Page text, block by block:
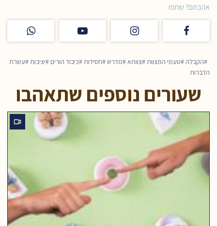
אהבתם? שתפו
הקבלה טעמי המצוות צוותא מדרש חסידות כיבוד הורים יציבות
עשרת
הדברות
שעורים נוספים שתאהבו